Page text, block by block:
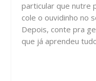
particular que nutre
cole o ouvidinho no
Depois, conte pra
que já aprendeu